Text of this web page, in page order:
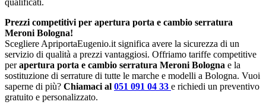
qualificati.
Prezzi competitivi per apertura porta e cambio serratura
Meroni Bologna!
Scegliere ApriportaEugenio.it significa avere la sicurezza di un
servizio di qualità a prezzi vantaggiosi. Offriamo tariffe competitive
perapertura porta e cambio serratura Meroni Bologna e la
sostituzione di serrature di tutte le marche e modelli a Bologna. Vuoi
saperne di più? Chiamaci al 051 091 04 33 e richiedi un preventivo
gratuito e personalizzato.